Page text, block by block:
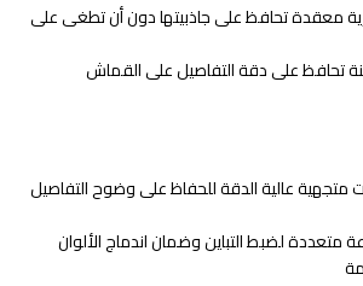
معقدة تحافظ على جاذبيتها دون أن تطغى على
تحافظ على دقة التفاصيل على القماش
متجهية عالية الدقة للحفاظ على وضوح التفاصيل
متعددة لضبط التباين وضمان اندماج الألوان